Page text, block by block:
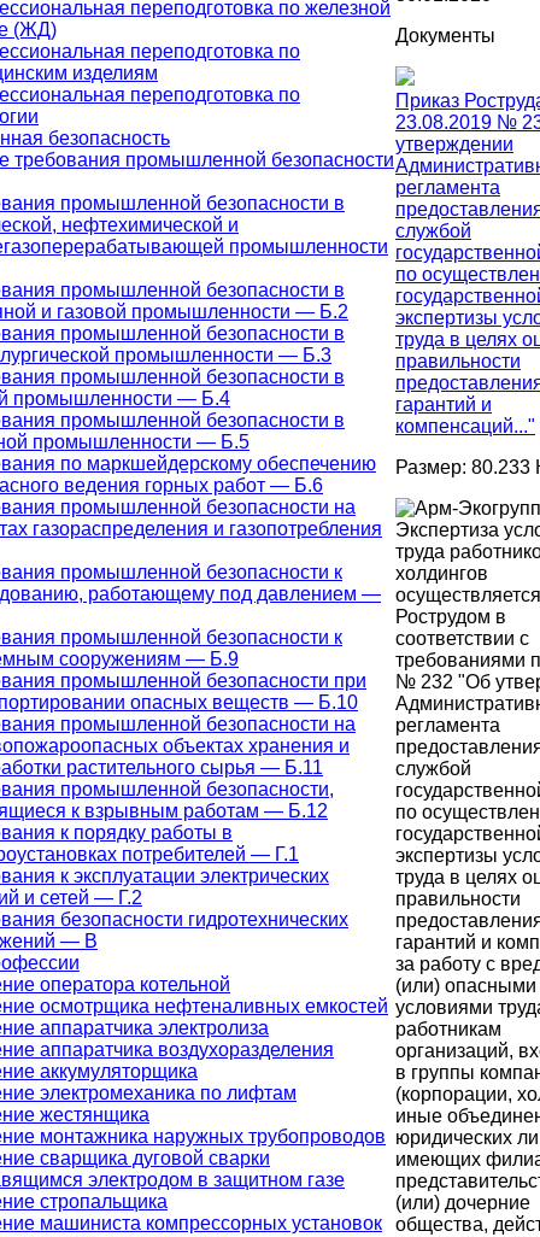
переподготовка по железной
(ЖД)
переподготовка по
изделиям
переподготовка по
безопасность
требования промышленной безопасности
промышленной безопасности в
нефтехимической и
промышленности
промышленной безопасности в
и газовой промышленности — Б.2
промышленной безопасности в
промышленности — Б.3
промышленной безопасности в
промышленности — Б.4
промышленной безопасности в
промышленности — Б.5
по маркшейдерскому обеспечению
ведения горных работ — Б.6
промышленной безопасности на
газораспределения и газопотребления
промышленной безопасности к
работающему под давлением —
промышленной безопасности к
сооружениям — Б.9
промышленной безопасности при
опасных веществ — Б.10
промышленной безопасности на
объектах хранения и
растительного сырья — Б.11
промышленной безопасности,
к взрывным работам — Б.12
к порядку работы в
потребителей — Г.1
к эксплуатации электрических
и сетей — Г.2
безопасности гидротехнических
— В
оператора котельной
осмотрщика нефтеналивных емкостей
аппаратчика электролиза
аппаратчика воздухоразделения
аккумуляторщика
электромеханика по лифтам
жестянщика
монтажника наружных трубопроводов
сварщика дуговой сварки
электродом в защитном газе
стропальщика
машиниста компрессорных установок
Документы
Приказ
23.08.2019 №
утверждении
регламента
службой
по
экспертизы
труда в целях
правильности
гарантий и
компенсаций..."
Размер: 80.233
Экспертиза
труда
холдингов
осуществляется
Рострудом в
соответствии с
требованиями
№ 232 "Об
регламента
службой
по
экспертизы
труда в целях
правильности
гарантий и
за работу с
(или) опасными
условиями
работникам
организаций,
в группы
(корпорации,
иные
юридических
имеющих
(или) дочерние
общества,